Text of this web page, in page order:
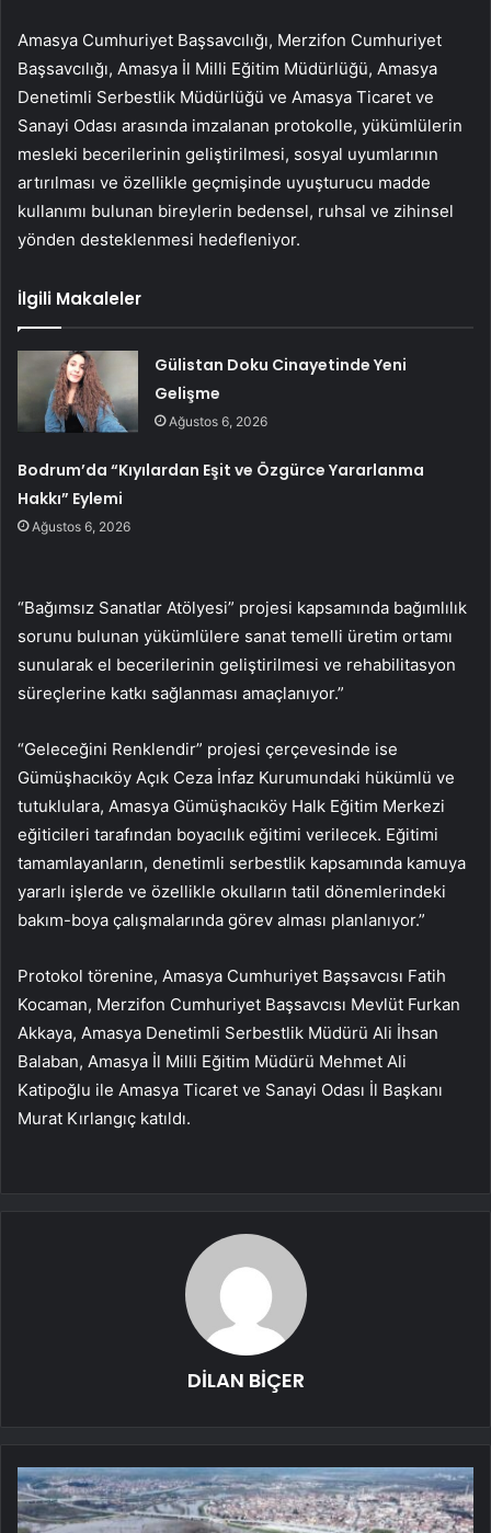
Amasya Cumhuriyet Başsavcılığı, Merzifon Cumhuriyet
Başsavcılığı, Amasya İl Milli Eğitim Müdürlüğü, Amasya
Denetimli Serbestlik Müdürlüğü ve Amasya Ticaret ve
Sanayi Odası arasında imzalanan protokolle, yükümlülerin
mesleki becerilerinin geliştirilmesi, sosyal uyumlarının
artırılması ve özellikle geçmişinde uyuşturucu madde
kullanımı bulunan bireylerin bedensel, ruhsal ve zihinsel
yönden desteklenmesi hedefleniyor.
İlgili Makaleler
Gülistan Doku Cinayetinde Yeni
Gelişme
Ağustos 6, 2026
Bodrum’da “Kıyılardan Eşit ve Özgürce Yararlanma
Hakkı” Eylemi
Ağustos 6, 2026
“Bağımsız Sanatlar Atölyesi” projesi kapsamında bağımlılık
sorunu bulunan yükümlülere sanat temelli üretim ortamı
sunularak el becerilerinin geliştirilmesi ve rehabilitasyon
süreçlerine katkı sağlanması amaçlanıyor.”
“Geleceğini Renklendir” projesi çerçevesinde ise
Gümüşhacıköy Açık Ceza İnfaz Kurumundaki hükümlü ve
tutuklulara, Amasya Gümüşhacıköy Halk Eğitim Merkezi
eğiticileri tarafından boyacılık eğitimi verilecek. Eğitimi
tamamlayanların, denetimli serbestlik kapsamında kamuya
yararlı işlerde ve özellikle okulların tatil dönemlerindeki
bakım-boya çalışmalarında görev alması planlanıyor.”
Protokol törenine, Amasya Cumhuriyet Başsavcısı Fatih
Kocaman, Merzifon Cumhuriyet Başsavcısı Mevlüt Furkan
Akkaya, Amasya Denetimli Serbestlik Müdürü Ali İhsan
Balaban, Amasya İl Milli Eğitim Müdürü Mehmet Ali
Katipoğlu ile Amasya Ticaret ve Sanayi Odası İl Başkanı
Murat Kırlangıç katıldı.
DİLAN BİÇER